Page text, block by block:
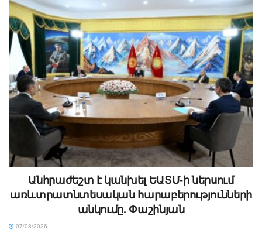
Անհրաժեշտ է կանխել ԵԱՏՄ-ի ներսում
առևտրատնտեսական հարաբերությունների
անկումը. Փաշինյան
07/08/2026